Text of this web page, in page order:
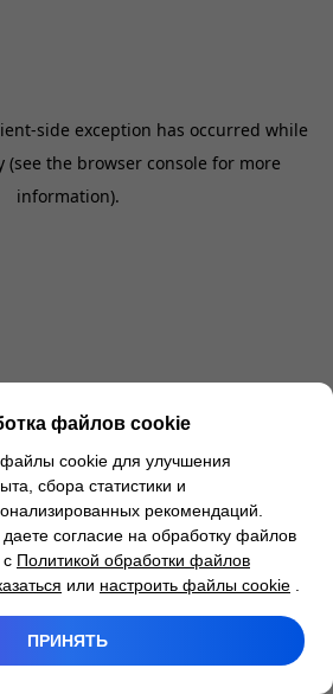
-side exception has occurred while
(see the browser console for more
information).
файлов cookie
cookie для улучшения
сбора статистики и
рекомендаций.
согласие на обработку файлов
с Политикой обработки файлов
или настроить файлы cookie
ПРИНЯТЬ